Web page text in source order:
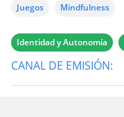
Juegos Mindfulness
Identidad y Autonomía
CANAL DE EMISIÓN: